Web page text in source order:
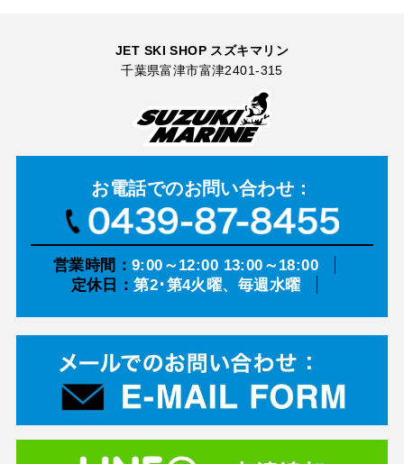
JET SKI SHOP スズキマリン
千葉県富津市富津2401-315
お電話でのお問い合わせ：
営業時間： 9:00～12:00 13:00～18:00
定休日：第2･第4火曜、毎週水曜